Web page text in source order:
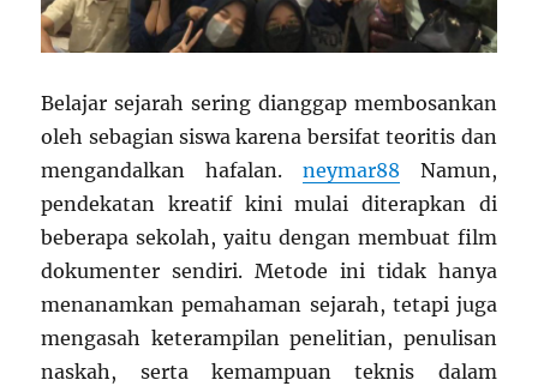
Belajar sejarah sering dianggap membosankan
oleh sebagian siswa karena bersifat teoritis dan
mengandalkan hafalan. neymar88 Namun,
pendekatan kreatif kini mulai diterapkan di
beberapa sekolah, yaitu dengan membuat film
dokumenter sendiri. Metode ini tidak hanya
menanamkan pemahaman sejarah, tetapi juga
mengasah keterampilan penelitian, penulisan
naskah, serta kemampuan teknis dalam